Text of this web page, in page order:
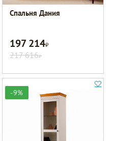
Спальня Дания
197 214Р
217 616Р
-9%